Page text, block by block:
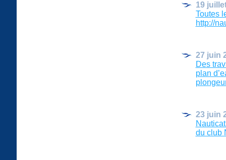
19
Toutes
http://
27 juin
Des
plan
23 juin
du club